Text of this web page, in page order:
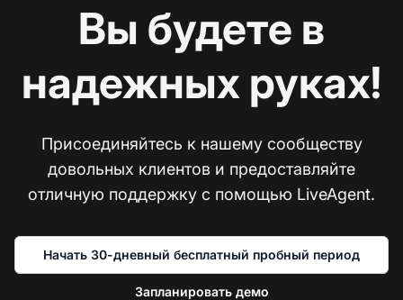
Вы будете в
надежных руках!
Присоединяйтесь к нашему сообществу
довольных клиентов и предоставляйте
отличную поддержку с помощью LiveAgent.
Начать 30-дневный бесплатный пробный период
Запланировать демо